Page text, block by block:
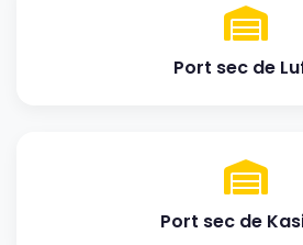
Port sec de
Port sec de